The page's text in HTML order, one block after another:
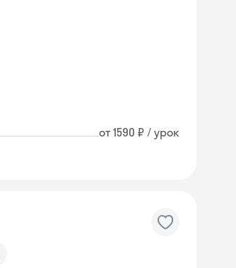
от 1590 ₽ / урок